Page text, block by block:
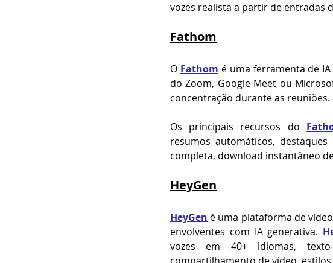
vozes realista a partir de entradas
Fathom
O Fathom é uma ferramenta de
do Zoom, Google Meet ou
concentração durante as reuniões.
Os principais recursos do
resumos automáticos,
completa, download instantâneo
HeyGen
HeyGen é uma plataforma de
envolventes com IA generativa.
vozes em 40+ idiomas,